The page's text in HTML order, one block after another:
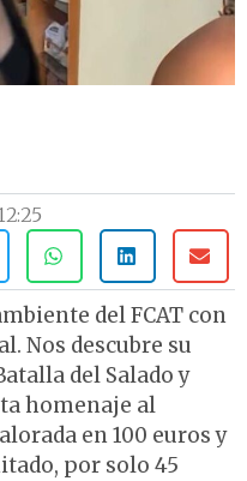
del FCAT con
Nos descubre su
del Salado y
homenaje al
en 100 euros y
por solo 45